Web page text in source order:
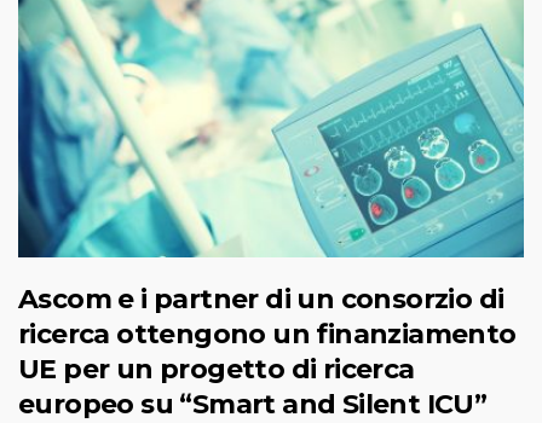
Ascom e i partner di un consorzio di
ricerca ottengono un finanziamento
UE per un progetto di ricerca
europeo su “Smart and Silent ICU”